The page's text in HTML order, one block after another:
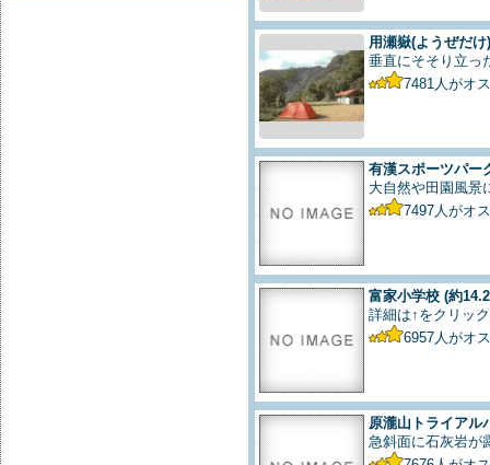
用瀬嶽(ようぜだ
垂直にそそり立っ
7481 人がオ
有漢スポーツパー
大自然や田園風
7497 人がオ
富家小学校 (約
詳細は↑をクリック
6957 人がオ
原瀧山トライアル
急斜面に石灰岩が